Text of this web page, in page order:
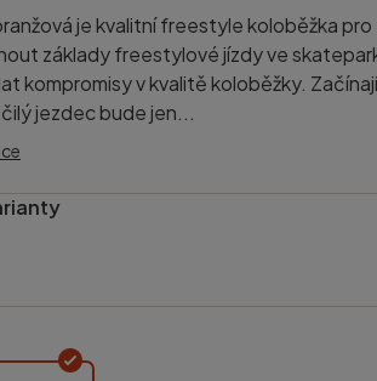
je kvalitní freestyle koloběžka
základy freestylové jízdy ve
kompromisy v kvalitě koloběžky.
jezdec bude jen...